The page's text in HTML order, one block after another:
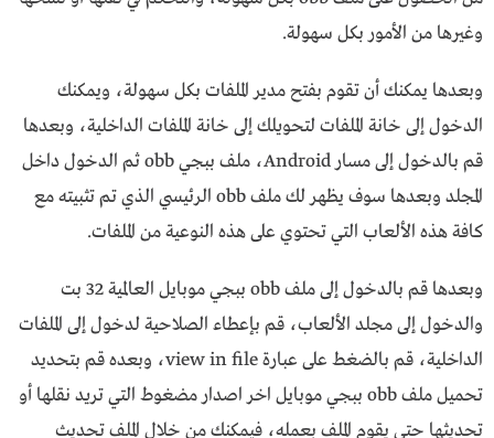
وغيرها من الأمور بكل سهولة.
وبعدها يمكنك أن تقوم بفتح مدير الملفات بكل سهولة، ويمكنك
الدخول إلى خانة الملفات لتحويلك إلى خانة الملفات الداخلية، وبعدها
قم بالدخول إلى مسار Android،
ملف ببجي obb
ثم الدخول داخل
المجلد وبعدها سوف يظهر لك ملف obb الرئيسي الذي تم تثبيته مع
كافة هذه الألعاب التي تحتوي على هذه النوعية من الملفات.
وبعدها قم بالدخول إلى ملف obb ببجي موبايل العالمية 32 بت
والدخول إلى مجلد الألعاب، قم بإعطاء الصلاحية لدخول إلى الملفات
الداخلية، قم بالضغط على عبارة view in file، وبعده قم بتحديد
تحميل ملف obb ببجي موبايل اخر اصدار مضغوط التي تريد نقلها أو
تحديثها حتى يقوم الملف بعمله، فيمكنك من خلال الملف تحديث